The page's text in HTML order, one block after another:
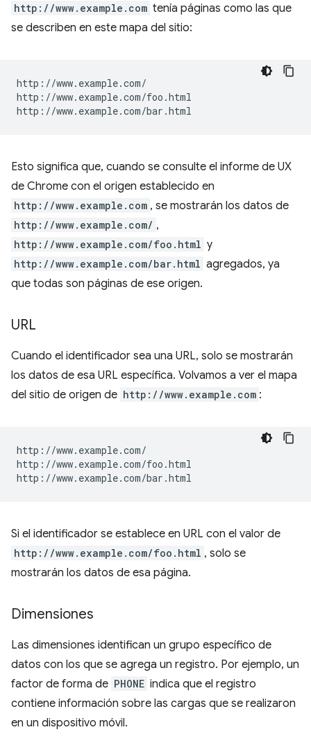
http://www.example.com tenía páginas como las que
se describen en este mapa del sitio:
http://www.example.com/
http://www.example.com/foo.html
Esto significa que, cuando se consulte el informe de UX
de Chrome con el origen establecido en
http://www.example.com , se mostrarán los datos de
http://www.example.com/ ,
http://www.example.com/foo.html y
http://www.example.com/bar.html agregados, ya
que todas son páginas de ese origen.
URL
Cuando el identificador sea una URL, solo se mostrarán
los datos de esa URL específica. Volvamos a ver el mapa
del sitio de origen de http://www.example.com :
http://www.example.com/
http://www.example.com/foo.html
Si el identificador se establece en URL con el valor de
http://www.example.com/foo.html , solo se
mostrarán los datos de esa página.
Dimensiones
Las dimensiones identifican un grupo específico de
datos con los que se agrega un registro. Por ejemplo, un
factor de forma de PHONE indica que el registro
contiene información sobre las cargas que se realizaron
en un dispositivo móvil.